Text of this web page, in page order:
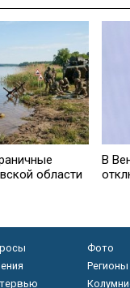
области
В
Фото
Регионы